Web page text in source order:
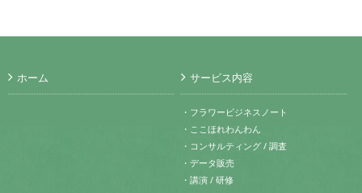
ホーム サービス内容
・フラワービジネスノート
・ここほれわんわん
・コンサルティング / 調査
・データ販売
・講演 / 研修